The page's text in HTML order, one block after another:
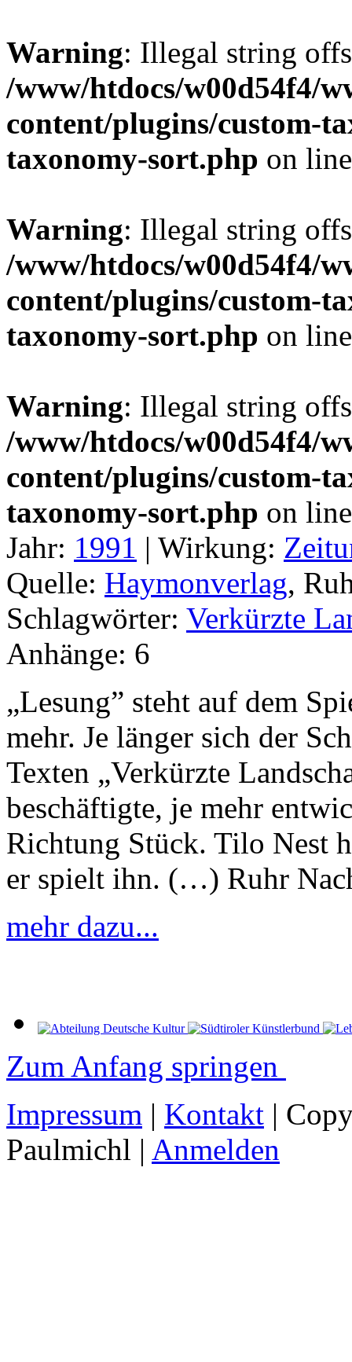
Warning: Illegal string
/www/htdocs/w00d54f4/
content/plugins/custom-
taxonomy-sort.php on
Warning: Illegal string
/www/htdocs/w00d54f4/
content/plugins/custom-
taxonomy-sort.php on
Warning: Illegal string
/www/htdocs/w00d54f4/
content/plugins/custom-
taxonomy-sort.php on
Jahr: 1991 | Wirkung:
Quelle: Haymonverlag,
Schlagwörter: Verkürzte
Anhänge: 6
„Lesung” steht auf dem
mehr. Je länger sich der
Texten „Verkürzte
beschäftigte, je mehr
Richtung Stück. Tilo Nest
er spielt ihn. (…) Ruhr
mehr dazu...
Zum Anfang springen
Impressum | Kontakt |
Paulmichl | Anmelden